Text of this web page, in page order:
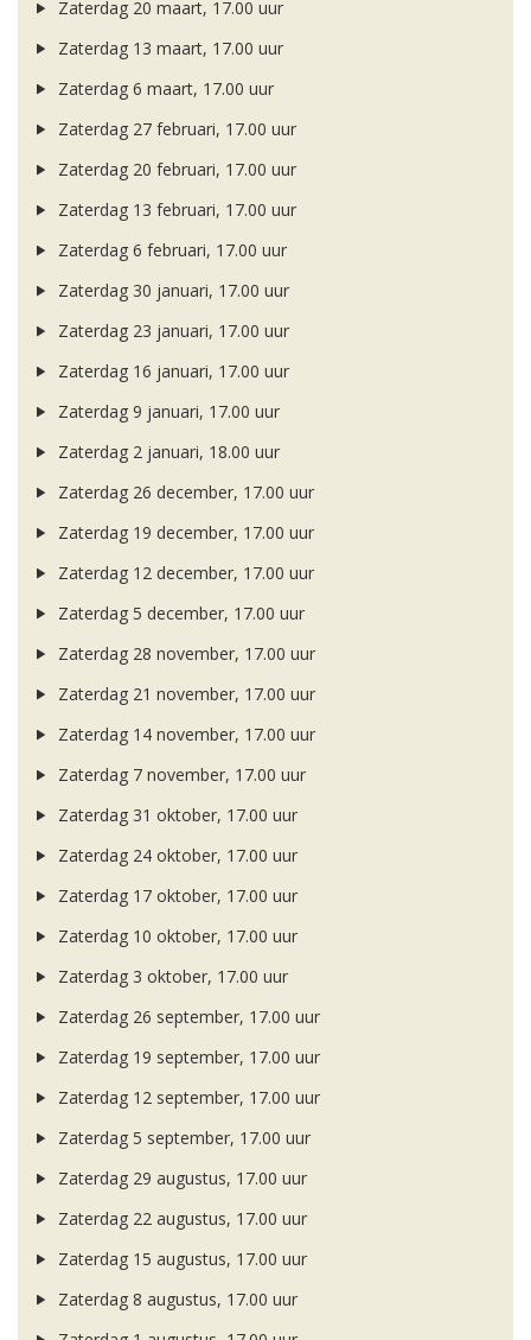
Zaterdag 20 maart, 17.00 uur
Zaterdag 13 maart, 17.00 uur
Zaterdag 6 maart, 17.00 uur
Zaterdag 27 februari, 17.00 uur
Zaterdag 20 februari, 17.00 uur
Zaterdag 13 februari, 17.00 uur
Zaterdag 6 februari, 17.00 uur
Zaterdag 30 januari, 17.00 uur
Zaterdag 23 januari, 17.00 uur
Zaterdag 16 januari, 17.00 uur
Zaterdag 9 januari, 17.00 uur
Zaterdag 2 januari, 18.00 uur
Zaterdag 26 december, 17.00 uur
Zaterdag 19 december, 17.00 uur
Zaterdag 12 december, 17.00 uur
Zaterdag 5 december, 17.00 uur
Zaterdag 28 november, 17.00 uur
Zaterdag 21 november, 17.00 uur
Zaterdag 14 november, 17.00 uur
Zaterdag 7 november, 17.00 uur
Zaterdag 31 oktober, 17.00 uur
Zaterdag 24 oktober, 17.00 uur
Zaterdag 17 oktober, 17.00 uur
Zaterdag 10 oktober, 17.00 uur
Zaterdag 3 oktober, 17.00 uur
Zaterdag 26 september, 17.00 uur
Zaterdag 19 september, 17.00 uur
Zaterdag 12 september, 17.00 uur
Zaterdag 5 september, 17.00 uur
Zaterdag 29 augustus, 17.00 uur
Zaterdag 22 augustus, 17.00 uur
Zaterdag 15 augustus, 17.00 uur
Zaterdag 8 augustus, 17.00 uur